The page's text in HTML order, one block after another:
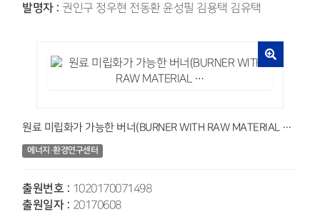
발명자 : 권인구 정우현 전동환 윤성필 김용택 김유택
원료 미립화가 가능한 버너(BURNER WITH RAW MATERIAL …
에너지·환경연구센터
출원번호 : 1020170071498
출원일자 : 20170608